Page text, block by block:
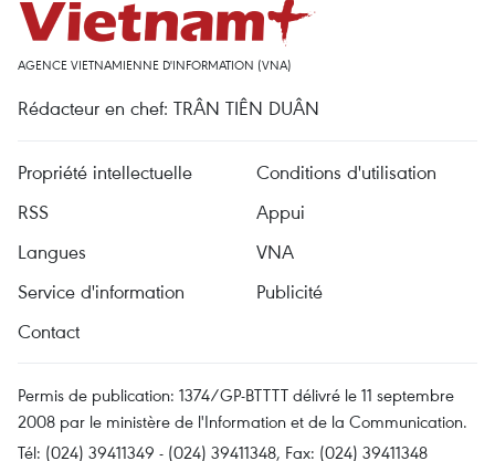
AGENCE VIETNAMIENNE D'INFORMATION (VNA)
Rédacteur en chef: TRÂN TIÊN DUÂN
Propriété intellectuelle
Conditions d'utilisation
RSS
Appui
Langues
VNA
Service d'information
Publicité
Contact
Permis de publication: 1374/GP-BTTTT délivré le 11 septembre
2008 par le ministère de l'Information et de la Communication.
Tél: (024) 39411349 - (024) 39411348, Fax: (024) 39411348